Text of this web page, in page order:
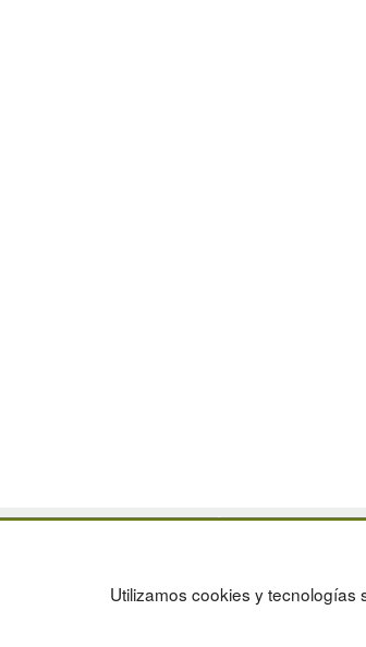
CAMBIOS Y DEVOLUCIONES
INGRESA A TU
Utilizamos cookies y tecnologías